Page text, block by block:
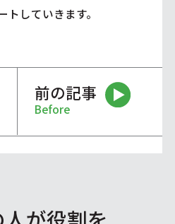
していきます。
前の記事
Before